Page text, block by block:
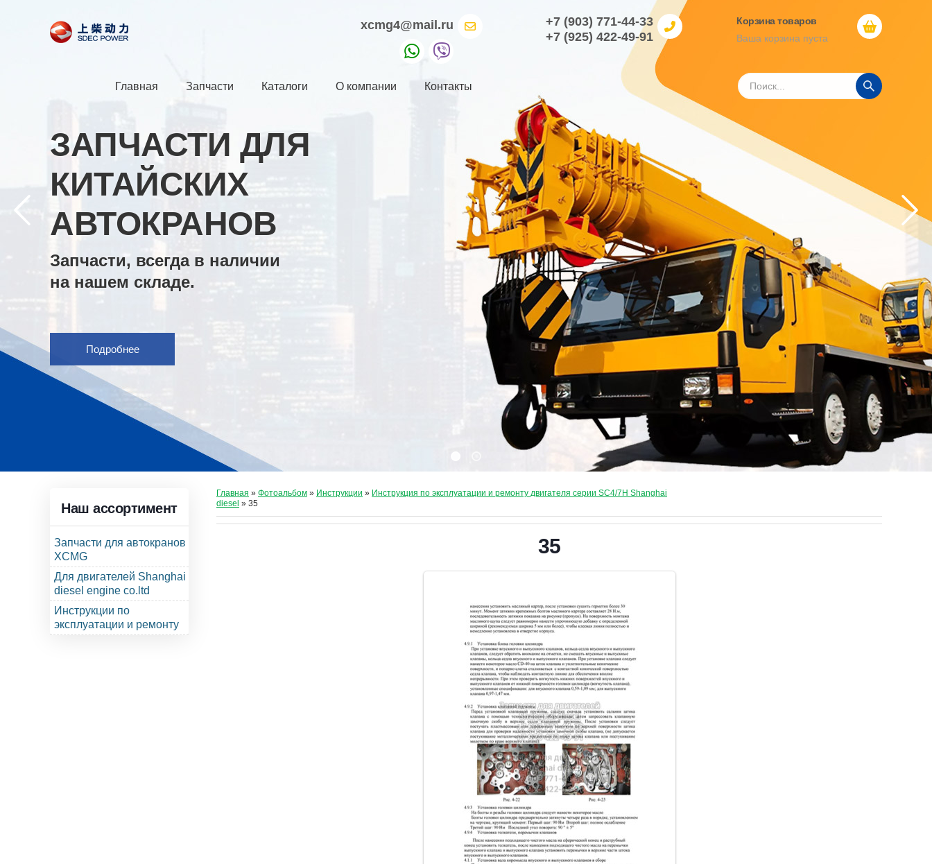
xcmg4@mail.ru
+7 (903) 771-44-33
+7 (925) 422-49-91
Корзина товаров
Ваша корзина пуста
Главная Запчасти Каталоги О компании Контакты
ЗАПЧАСТИ ДЛЯ
КИТАЙСКИХ
АВТОКРАНОВ
Запчасти, всегда в наличии
на нашем складе.
Подробнее
Наш ассортимент
Запчасти для автокранов
XCMG
Для двигателей Shanghai
diesel engine co.ltd
Инструкции по
эксплуатации и ремонту
Главная » Фотоальбом » Инструкции » Инструкция по эксплуатации и ремонту двигателя серии SC4/7H Shanghai
diesel » 35
35